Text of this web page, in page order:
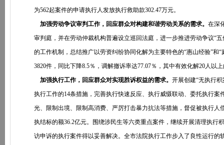
为562起案件的申请执行人发放执行救助款302.47万元。
加强劳动争议审判工作，回应群众对构建和谐劳动关系的需求。 在深
审判庭，并在劳动仲裁机构普遍设立巡回法庭，进一步推进劳动争议“
的工作机制，总结推广以劳资纠纷协同化解为主要特色的“惠山经验”
3820件，同比下降8.5％，调解撤诉率达77.07％，其中有效化解20人以
加强执行工作，回应群众对实现胜诉权益的需求。 开展创建“无执行
执行工作的14条措施，完善执行快速反应、执行威慑联动、委托执行
光、限制出境、限制高消费、严厉打击暴力抗法等措施，督促被执行人
执结标的额36.2亿元。围绕涉民生等六类重点案件，继续开展清理执行
访申诉的执行案件得以妥善解决。全市法院执行工作步入了良性运行的